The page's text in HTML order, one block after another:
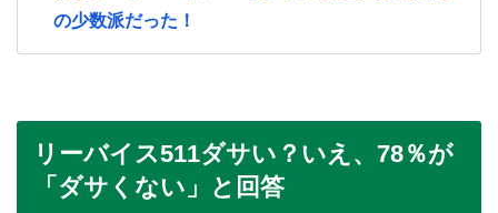
の少数派だった！
リーバイス511ダサい？いえ、78％が
「ダサくない」と回答